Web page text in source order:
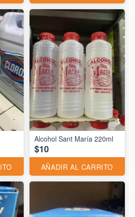
Alcohol Sant María 220ml
$10
AÑADIR AL CARRITO